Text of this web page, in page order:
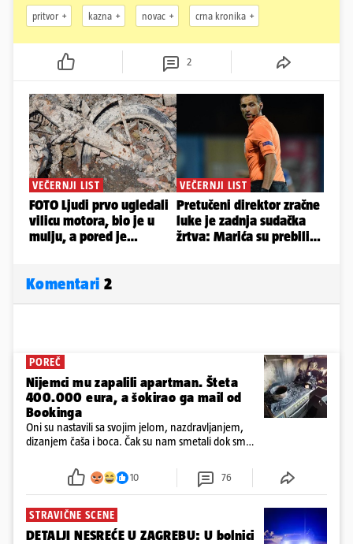
pritvor kazna novac crna kronika
2
Komentari 2
POREČ
Nijemci mu zapalili apartman. Šteta
400.000 eura, a šokirao ga mail od
Bookinga
Oni su nastavili sa svojim jelom, nazdravljanjem,
dizanjem čaša i boca. Čak su nam smetali dok smo
požar, rekao je vlasnik
10 76
STRAVIČNE SCENE
DETALJI NESREĆE U ZAGREBU: U bolnici